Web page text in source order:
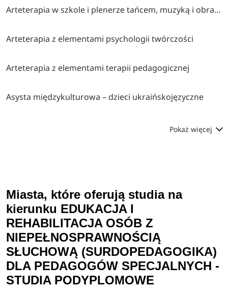
Arteterapia w szkole i plenerze tańcem, muzyką i obrazem malowana (współorganizatorzy stowarzyszenie twórcze brzózki, cen bydgoszcz, klub myśli twórczej akp bydgoszcz)
Arteterapia z elementami psychologii twórczości
Arteterapia z elementami terapii pedagogicznej
Asysta międzykulturowa – dzieci ukraińskojęzyczne
Pokaż więcej
Miasta, które oferują studia na
kierunku EDUKACJA I
REHABILITACJA OSÓB Z
NIEPEŁNOSPRAWNOŚCIĄ
SŁUCHOWĄ (SURDOPEDAGOGIKA)
DLA PEDAGOGÓW SPECJALNYCH -
STUDIA PODYPLOMOWE